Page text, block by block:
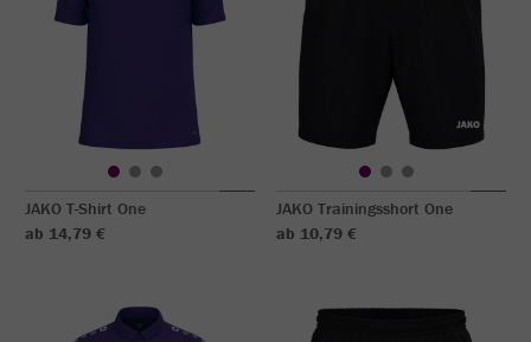
JAKO T-Shirt One
ab 14,79 €
JAKO Trainingsshort One
ab 10,79 €